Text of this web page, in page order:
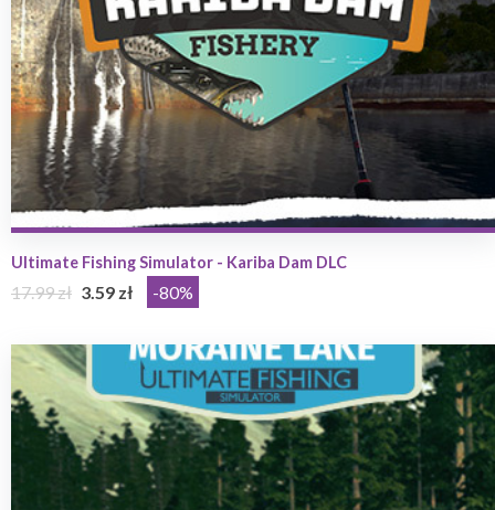
Ultimate Fishing Simulator - Kariba Dam DLC
17.99 zł 3.59 zł -80%